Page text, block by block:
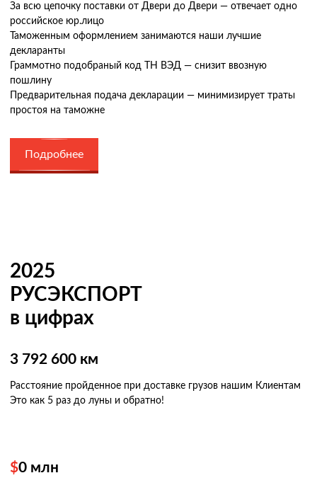
За всю цепочку поставки от Двери до Двери — отвечает одно
российское юр.лицо
Таможенным оформлением занимаются наши лучшие
декларанты
Граммотно подобраный код ТН ВЭД — снизит ввозную
пошлину
Предварительная подача декларации — минимизирует траты
простоя на таможне
Подробнее
2025
РУСЭКСПОРТ
в цифрах
3 792 600 км
Расстояние пройденное при доставке грузов нашим Клиентам
Это как 5 раз до луны и обратно!
$0 млн